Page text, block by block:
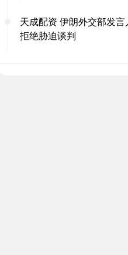
天成配资 伊朗外交部发
拒绝胁迫谈判